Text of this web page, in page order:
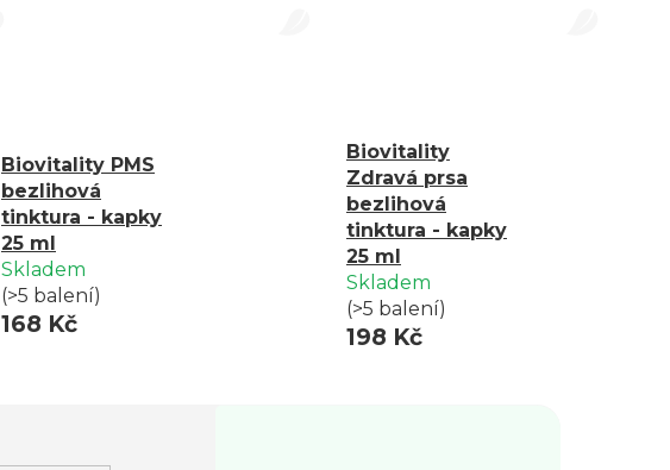
Biovitality PMS
bezlihová
tinktura - kapky
25 ml
Skladem
(>5 balení)
168 Kč
Biovitality
Zdravá prsa
bezlihová
tinktura - kapky
25 ml
Skladem
(>5 balení)
198 Kč